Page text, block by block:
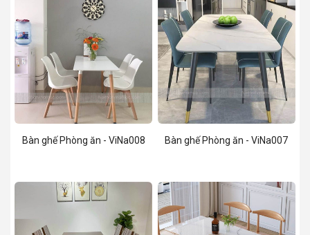
Bàn ghế Phòng ăn - ViNa008 Bàn ghế Phòng ăn - ViNa007